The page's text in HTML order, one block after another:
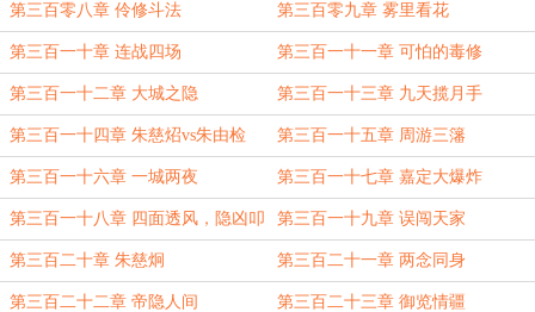
第三百零八章 伶修斗法 第三百零九章 雾里看花
第三百一十章 连战四场 第三百一十一章 可怕的毒修
第三百一十二章 大城之隐 第三百一十三章 九天揽月手
第三百一十四章 朱慈炤vs朱由检 第三百一十五章 周游三籓
第三百一十六章 一城两夜 第三百一十七章 嘉定大爆炸
第三百一十八章 四面透风，隐凶叩
阙（三章合一）
第三百一十九章 误闯天家
第三百二十章 朱慈炯 第三百二十一章 两念同身
第三百二十二章 帝隐人间 第三百二十三章 御览情疆